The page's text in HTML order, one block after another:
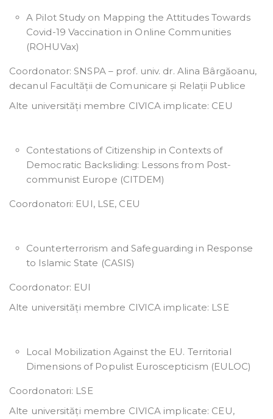
A Pilot Study on Mapping the Attitudes Towards
Covid-19 Vaccination in Online Communities
(ROHUVax)
Coordonator: SNSPA – prof. univ. dr. Alina Bârgăoanu,
decanul Facultății de Comunicare și Relații Publice
Alte universități membre CIVICA implicate: CEU
Contestations of Citizenship in Contexts of
Democratic Backsliding: Lessons from Post-
communist Europe (CITDEM)
Coordonatori: EUI, LSE, CEU
Counterterrorism and Safeguarding in Response
to Islamic State (CASIS)
Coordonator: EUI
Alte universități membre CIVICA implicate: LSE
Local Mobilization Against the EU. Territorial
Dimensions of Populist Euroscepticism (EULOC)
Coordonatori: LSE
Alte universități membre CIVICA implicate: CEU,